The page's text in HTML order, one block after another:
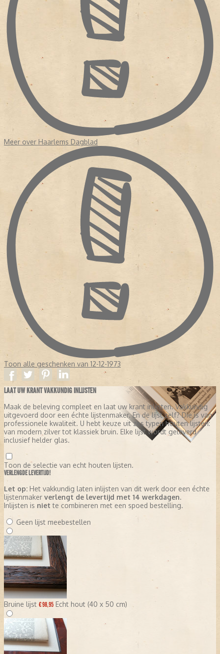
Meer over Haarlems Dagblad
Toon alle geschenken van 12-12-1973
LAAT UW KRANT VAKKUNDIG INLIJSTEN
Maak de beleving compleet en laat uw krant inlijsten. Vakkundig
uitgevoerd door een échte lijstenmaker. En de lijst zelf? Die is van
professionele kwaliteit. U hebt keuze uit zes typen houten lijsten:
van modern zilver tot klassiek bruin. Elke lijst wordt geleverd
inclusief helder glas.
Toon de selectie van echt houten lijsten.
VERLENGDE LEVERTIJD!
Let op: Het vakkundig laten inlijsten van dit werk door een échte
lijstenmaker verlengt de levertijd met 14 werkdagen.
Inlijsten is niet te combineren met een spoed bestelling.
Geen lijst meebestellen
Bruine lijst € 98,95 Echt hout (40 x 50 cm)